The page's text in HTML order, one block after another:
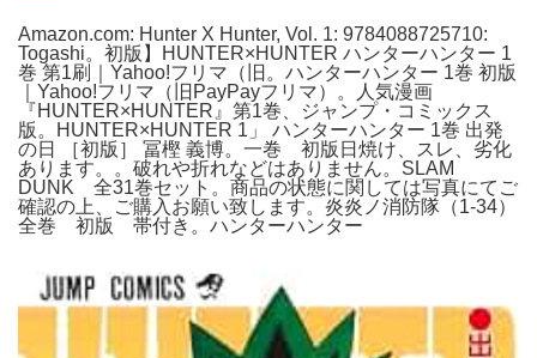
Amazon.com: Hunter X Hunter, Vol. 1: 9784088725710:
Togashi。初版】HUNTER×HUNTER ハンターハンター 1
巻 第1刷｜Yahoo!フリマ（旧。ハンターハンター 1巻 初版
｜Yahoo!フリマ（旧PayPayフリマ）。人気漫画
『HUNTER×HUNTER』第1巻、ジャンプ・コミックス
版。HUNTER×HUNTER 1」 ハンターハンター 1巻 出発
の日 ［初版］ 冨樫 義博。一巻 初版日焼け、スレ、劣化
あります。。破れや折れなどはありません。SLAM
DUNK 全31巻セット。商品の状態に関しては写真にてご
確認の上、ご購入お願い致します。炎炎ノ消防隊（1-34）
全巻 初版 帯付き。ハンターハンター